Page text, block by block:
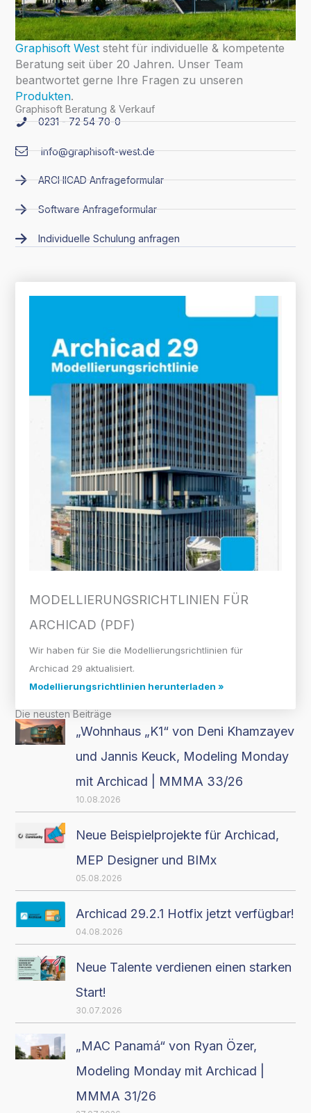
Graphisoft Weststeht für individuelle & kompetente
Beratung seit über 20 Jahren. Unser Team
beantwortet gerne Ihre Fragen zu unseren
Produkten.
Graphisoft Beratung & Verkauf
0231 - 72 54 70-0
info@graphisoft-west.de
ARCHICAD Anfrageformular
Software Anfrageformular
Individuelle Schulung anfragen
MODELLIERUNGS­RICHTLINIEN FÜR
ARCHICAD (PDF)
Wir haben für Sie die Modellierungsrichtlinien für
Archicad 29 aktualisiert.
Modellierungsrichtlinien herunterladen »
Die neusten Beiträge
„Wohnhaus „K1“ von Deni Khamzayev
und Jannis Keuck, Modeling Monday
mit Archicad | MMMA 33/26
10.08.2026
Neue Beispielprojekte für Archicad,
MEP Designer und BIMx
05.08.2026
Archicad 29.2.1 Hotfix jetzt verfügbar!
04.08.2026
Neue Talente verdienen einen starken
Start!
30.07.2026
„MAC Panamá“ von Ryan Özer,
Modeling Monday mit Archicad |
MMMA 31/26